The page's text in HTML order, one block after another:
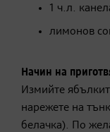
1 ч.л.
лимонов
Начин на
Измийте
нарежете на
белачка). По